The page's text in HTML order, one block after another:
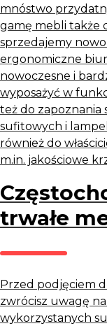
mnóstwo
gamę mebli także
sprzedajemy
ergonomiczne
nowoczesne i
wyposażyć w
też do zapoznania
sufitowych i
również do
m.in. jakościowe
trwałe
Przed podjęciem
zwrócisz uwagę
wykorzystanych